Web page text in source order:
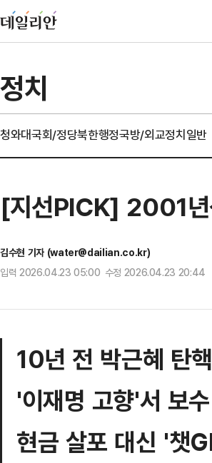
정치
청와대국회/정당북한행정국방/외교정치일반
[지선PICK] 2001년
김수현 기자 (water@dailian.co.kr)
입력 2026.04.23 05:00 수정 2026.04.23 20:44
10년 전 박근혜 탄
'이재명 고향'서 보
현금 살포 대신 '챗